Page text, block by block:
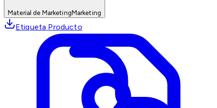
Material de MarketingMarketing
Etiqueta Producto